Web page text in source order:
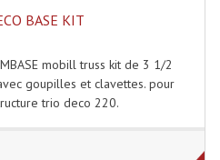
Filaires
BASE KIT
mobill truss kit de 3 1/2
goupilles et clavettes. pour
trio deco 220.